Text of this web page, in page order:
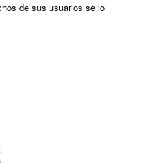
de sus usuarios se lo